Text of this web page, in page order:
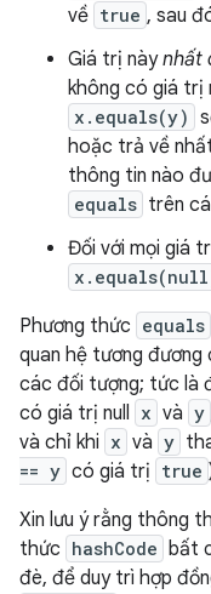
về true , sau
Giá trị nàynhất
không có giá trị
x.equals(y)
hoặc trả về
thông tin nào
equals trên
Đối với mọi giá
Phương thức equals
quan hệ tương
các đối tượng; tức là
có giá trị null x và y
và chỉ khi x và y
== y có giá trị true
Xin lưu ý rằng thông
thức hashCode bất
đè, để duy trì hợp